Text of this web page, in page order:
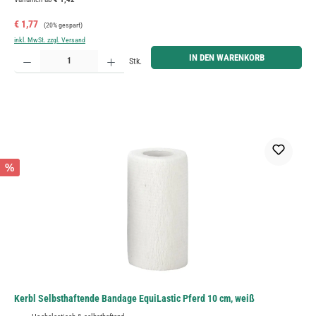
Verkaufspreis:
€ 1,77 Regulärer Preis:
(20% gespart)
inkl. MwSt. zzgl. Versand
Produkt Anzahl: Gib den gewünschten Wert ein oder benutze die Schaltflächen um die Anzahl zu
Stk. IN DEN WARENKORB
%
Kerbl Selbsthaftende Bandage EquiLastic Pferd 10 cm, weiß